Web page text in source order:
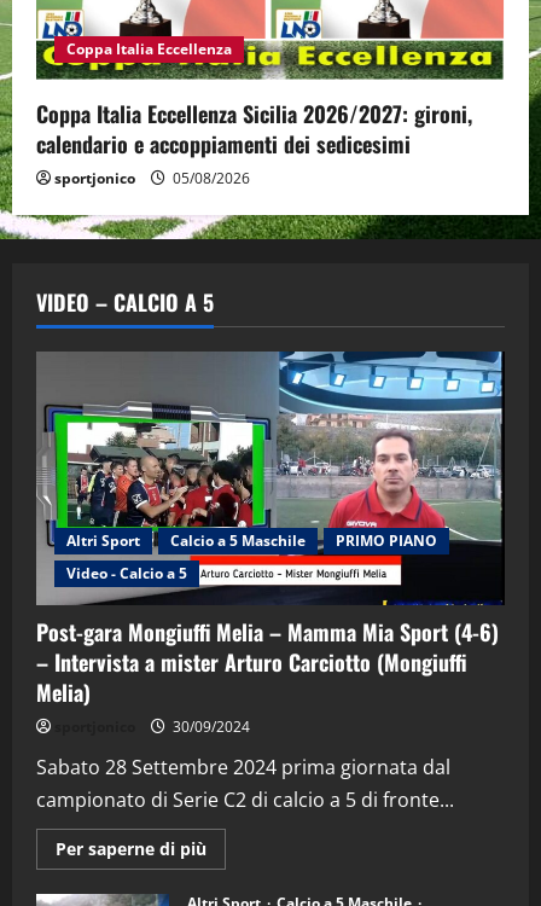
Coppa Italia Eccellenza
Coppa Italia Eccellenza Sicilia 2026/2027: gironi,
calendario e accoppiamenti dei sedicesimi
sportjonico 05/08/2026
VIDEO – CALCIO A 5
Altri Sport Calcio a 5 Maschile
PRIMO PIANO
Video - Calcio a 5
Post-gara Mongiuffi Melia – Mamma Mia Sport (4-6)
– Intervista a mister Arturo Carciotto (Mongiuffi
Melia)
30/09/2024
Sabato 28 Settembre 2024 prima giornata dal
campionato di Serie C2 di calcio a 5 di fronte...
Per saperne di più
informazioni
Post-
2
“SportEmpire” in Podcast: 29^ Puntata
(Martedi 28 Aprile 2026)
28/04/2026
"SportEmpire" in Podcast
“SportEmpire” in Podcast: 28^ Puntata